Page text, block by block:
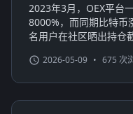
2023年3月，OEX平台
8000%，而同期比特币
名用户在社区晒出持仓
2026-05-09 • 675 次